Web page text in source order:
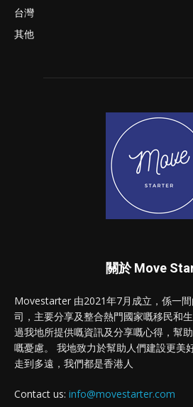
台灣
其他
關於 Move
Movestarter 由2021年7月成立，係一
司，主要分享及整合熱門國家嘅移民和
過我地所提供嘅資訊及分享嘅心得，幫
嘅憂慮。 我地致力於幫助人們建設更美
走到多遠，我們都是香港人
Contact us: info@movestarter.com